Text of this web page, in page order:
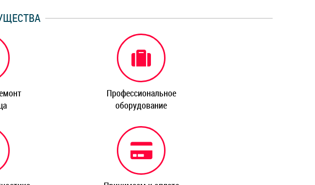
Профессиональное
оборудование